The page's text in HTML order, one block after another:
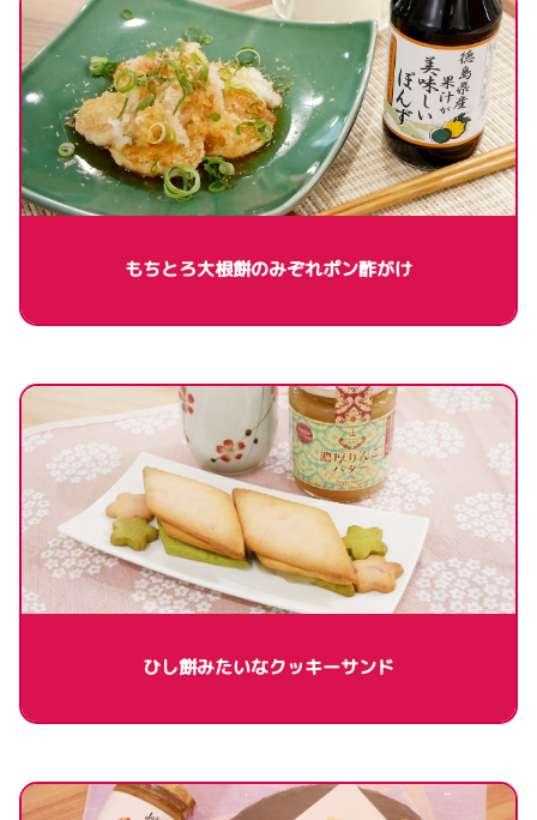
もちとろ大根餅のみぞれポン酢がけ
ひし餅みたいなクッキーサンド